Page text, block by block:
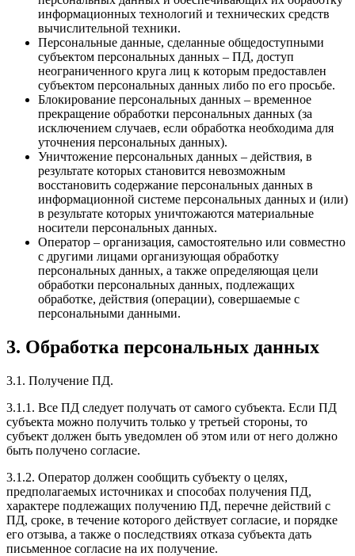
информационных технологий и технических средств
вычислительной техники.
Персональные данные, сделанные общедоступными
субъектом персональных данных – ПД, доступ
неограниченного круга лиц к которым предоставлен
субъектом персональных данных либо по его просьбе.
Блокирование персональных данных – временное
прекращение обработки персональных данных (за
исключением случаев, если обработка необходима для
уточнения персональных данных).
Уничтожение персональных данных – действия, в
результате которых становится невозможным
восстановить содержание персональных данных в
информационной системе персональных данных и (или)
в результате которых уничтожаются материальные
носители персональных данных.
Оператор – организация, самостоятельно или совместно
с другими лицами организующая обработку
персональных данных, а также определяющая цели
обработки персональных данных, подлежащих
обработке, действия (операции), совершаемые с
персональными данными.
3. Обработка персональных данных
3.1. Получение ПД.
3.1.1. Все ПД следует получать от самого субъекта. Если ПД
субъекта можно получить только у третьей стороны, то
субъект должен быть уведомлен об этом или от него должно
быть получено согласие.
3.1.2. Оператор должен сообщить субъекту о целях,
предполагаемых источниках и способах получения ПД,
характере подлежащих получению ПД, перечне действий с
ПД, сроке, в течение которого действует согласие, и порядке
его отзыва, а также о последствиях отказа субъекта дать
письменное согласие на их получение.